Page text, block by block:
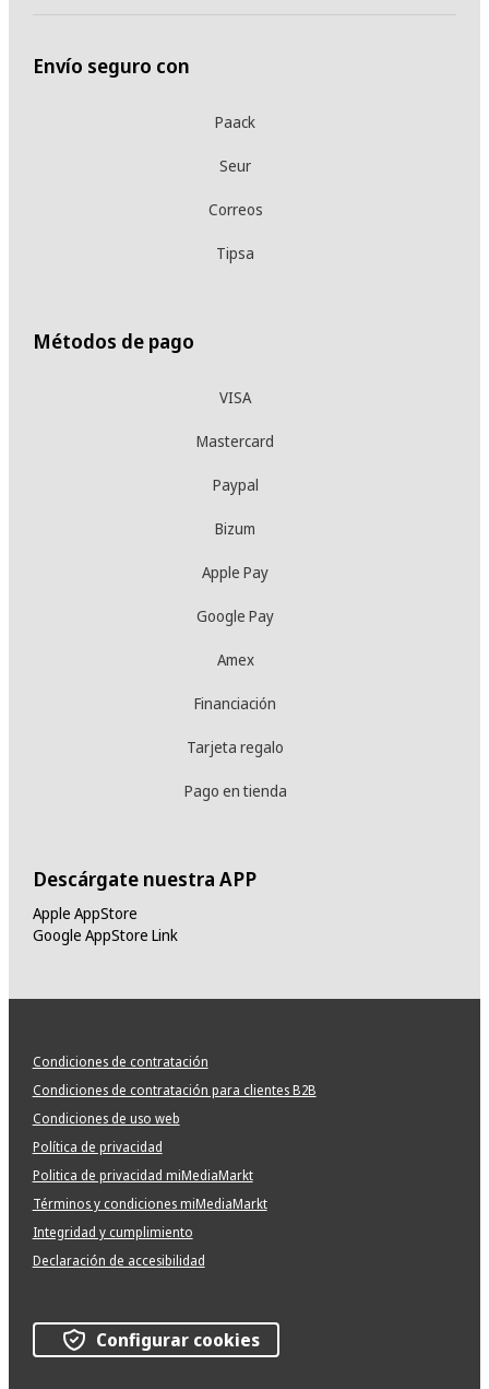
Envío seguro con
Paack
Seur
Correos
Tipsa
Métodos de pago
VISA
Mastercard
Paypal
Bizum
Apple Pay
Google Pay
Amex
Financiación
Tarjeta regalo
Pago en tienda
Descárgate nuestra APP
Apple AppStore
Google AppStore Link
Condiciones de contratación
Condiciones de contratación para clientes B2B
Condiciones de uso web
Política de privacidad
Politica de privacidad miMediaMarkt
Términos y condiciones miMediaMarkt
Integridad y cumplimiento
Declaración de accesibilidad
Configurar cookies